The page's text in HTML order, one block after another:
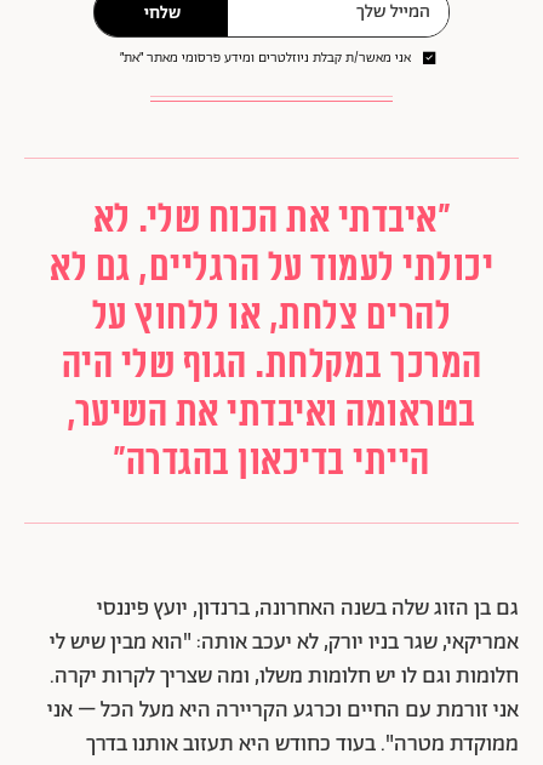
שלחי
אני מאשר/ת קבלת ניוזלטרים ומידע פרסומי מאתר ״את״
"איבדתי את הכוח שלי. לא
יכולתי לעמוד על הרגליים, גם לא
להרים צלחת, או ללחוץ על
המרכך במקלחת. הגוף שלי היה
בטראומה ואיבדתי את השיער,
הייתי בדיכאון בהגדרה"
גם בן הזוג שלה בשנה האחרונה, ברנדון, יועץ פיננסי
אמריקאי, שגר בניו יורק, לא יעכב אותה: "הוא מבין שיש לי
חלומות וגם לו יש חלומות משלו, ומה שצריך לקרות יקרה.
אני זורמת עם החיים וכרגע הקריירה היא מעל הכל – אני
ממוקדת מטרה". בעוד כחודש היא תעזוב אותנו בדרך